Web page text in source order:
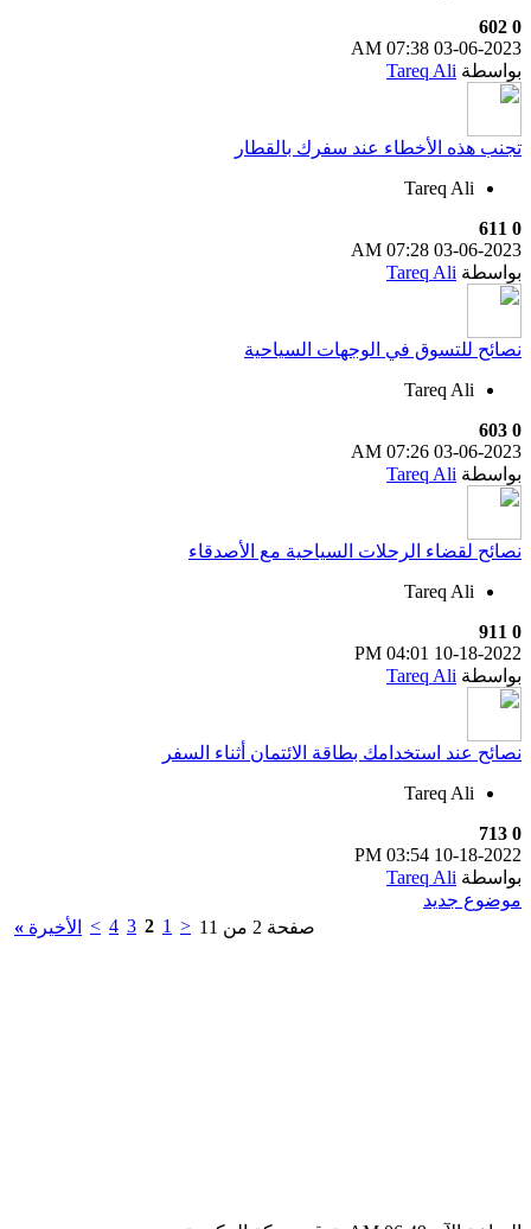
0
602
03-06-2023
07:38 AM
بواسطة Tareq Ali
تجنب هذه الأخطاء عند سفرك بالقطار
Tareq Ali
0
611
03-06-2023
07:28 AM
بواسطة Tareq Ali
نصائح للتسوق في الوجهات السياحية
Tareq Ali
0
603
03-06-2023
07:26 AM
بواسطة Tareq Ali
نصائح لقضاء الرحلات السياحية مع الأصدقاء
Tareq Ali
0
911
10-18-2022
04:01 PM
بواسطة Tareq Ali
نصائح عند استخدامك بطاقة الائتمان أثناء السفر
Tareq Ali
0
713
10-18-2022
03:54 PM
بواسطة Tareq Ali
موضوع جديد
صفحة 2 من 11
<
1
2
3
4
> الأخيرة »